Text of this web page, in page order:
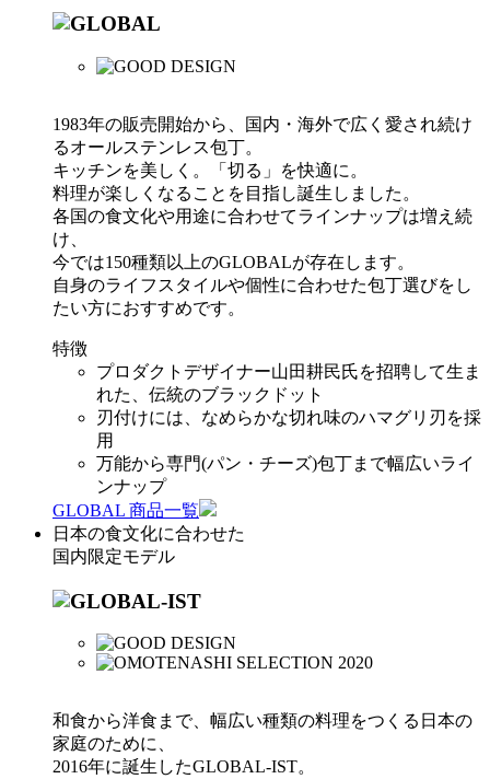
1983年の販売開始から、国内・海外で広く愛され続け
るオールステンレス包丁。
キッチンを美しく。「切る」を快適に。
料理が楽しくなることを目指し誕生しました。
各国の食文化や用途に合わせてラインナップは増え続
け、
今では150種類以上のGLOBALが存在します。
自身のライフスタイルや個性に合わせた包丁選びをし
たい方におすすめです。
特徴
プロダクトデザイナー山田耕民氏を招聘して生ま
れた、伝統のブラックドット
刃付けには、なめらかな切れ味のハマグリ刃を採
用
万能から専門(パン・チーズ)包丁まで幅広いライ
ンナップ
GLOBAL 商品一覧
日本の食文化に合わせた
国内限定モデル
和食から洋食まで、幅広い種類の料理をつくる日本の
家庭のために、
2016年に誕生したGLOBAL-IST。